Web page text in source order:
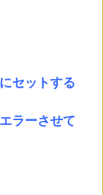
セットする
ラーさせて